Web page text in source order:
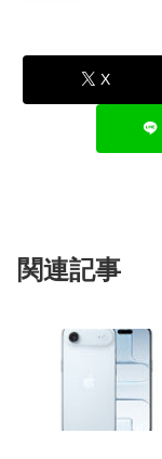
X
関連記事